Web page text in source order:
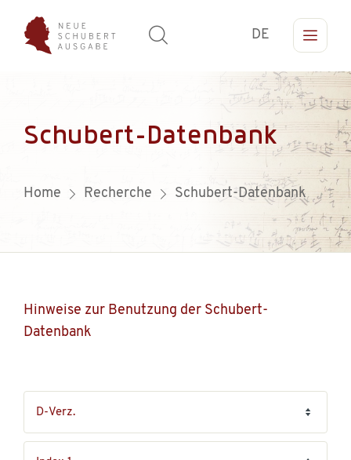
DE
Schubert-Datenbank
Home Recherche Schubert-Datenbank
Hinweise zur Benutzung der Schubert-
Datenbank